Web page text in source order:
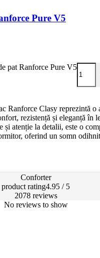
Pure V5
pat Ranforce Pure V5
Ranforce Clasy reprezintă o
rezistență și eleganță în
și atenție la detalii, este o
oferind un somn
Conforter
product rating4.95 / 5
2078 reviews
No reviews to show